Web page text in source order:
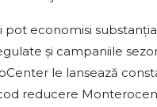
pot economisi
și campaniile
le lansează
reducere